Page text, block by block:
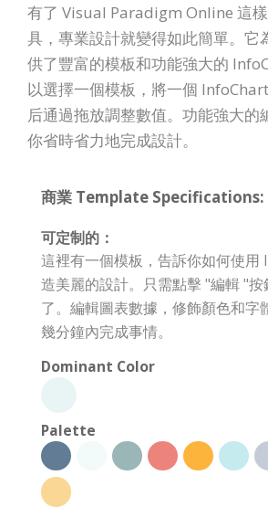
有了 Visual Paradigm Online 這
具，專業設計就變得如此簡單。它
供了豐富的模板和功能強大的
以選擇一個模板，將一個
后通過拖放調整數值。功能強大的
你省時省力地完成設計。
商業 Template Specifications:
可定制的：
這裡有一個模板，告訴你如何使用
造美麗的設計。只需點擊 "編輯 "
了。編輯圖表數據，修飾顏色和字
幾分鐘內完成事情。
Dominant Color
Palette